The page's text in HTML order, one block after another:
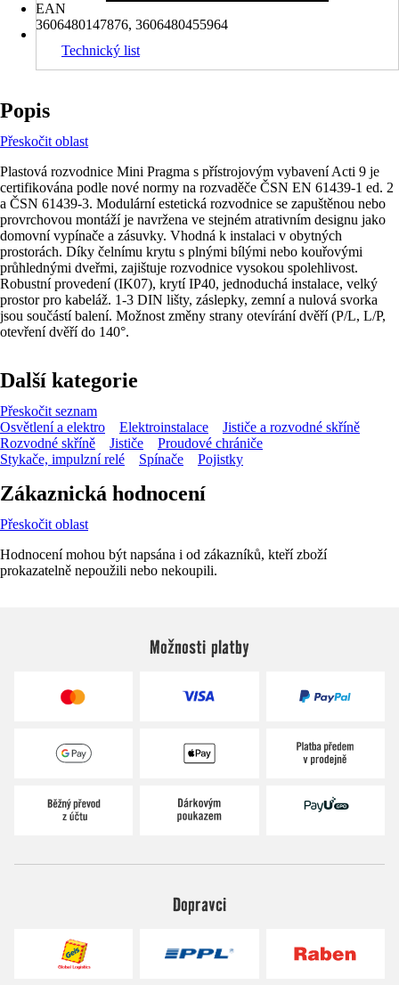
EAN
3606480147876, 3606480455964
Technický list
Popis
Přeskočit oblast
Plastová rozvodnice Mini Pragma s přístrojovým vybavení Acti 9 je
certifikována podle nové normy na rozvaděče ČSN EN 61439-1 ed. 2
a ČSN 61439-3. Modulární estetická rozvodnice se zapuštěnou nebo
provrchovou montáží je navržena ve stejném atrativním designu jako
domovní vypínače a zásuvky. Vhodná k instalaci v obytných
prostorách. Díky čelnímu krytu s plnými bílými nebo kouřovými
průhlednými dveřmi, zajištuje rozvodnice vysokou spolehlivost.
Robustní provedení (IK07), krytí IP40, jednoduchá instalace, velký
prostor pro kabeláž. 1-3 DIN lišty, záslepky, zemní a nulová svorka
jsou součástí balení. Možnost změny strany otevírání dvěří (P/L, L/P,
otevření dvěří do 140°.
Další kategorie
Přeskočit seznam
Osvětlení a elektro
Elektroinstalace
Jističe a rozvodné skříně
Rozvodné skříně
Jističe
Proudové chrániče
Stykače, impulzní relé
Spínače Pojistky
Zákaznická hodnocení
Přeskočit oblast
Hodnocení mohou být napsána i od zákazníků, kteří zboží
prokazatelně nepoužili nebo nekoupili.
Možnosti platby
Dopravci